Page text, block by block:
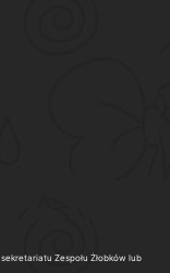
Zespołu Żłobków lub